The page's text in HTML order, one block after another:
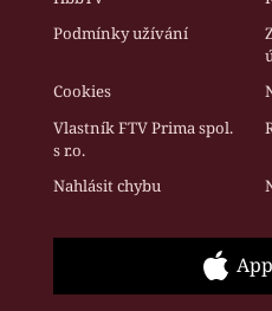
Podmínky užívání
Cookies
Vlastník FTV Prima spol.
s r.o.
Nahlásit chybu